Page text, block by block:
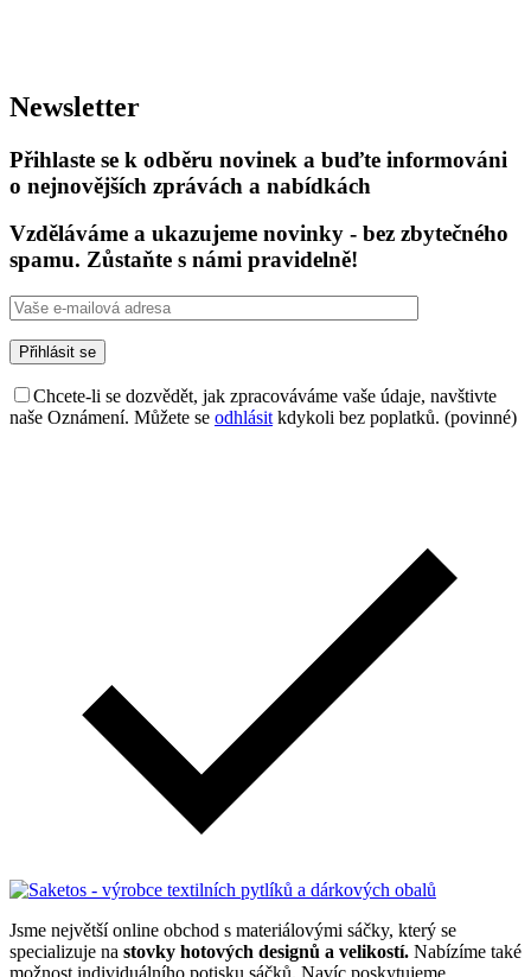
Newsletter
Přihlaste se k odběru novinek a buďte informováni
o nejnovějších zprávách a nabídkách
Vzděláváme a ukazujeme novinky - bez zbytečného
spamu. Zůstaňte s námi pravidelně!
Chcete-li se dozvědět, jak zpracováváme vaše údaje, navštivte
naše Oznámení. Můžete se odhlásit kdykoli bez poplatků. (povinné)
Jsme největší online obchod s materiálovými sáčky, který se
specializuje na stovky hotových designů a velikostí. Nabízíme také
možnost individuálního potisku sáčků. Navíc poskytujeme